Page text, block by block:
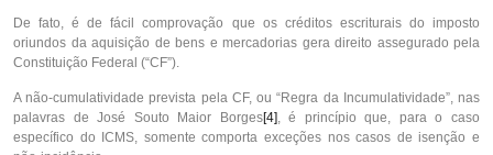
De fato, é de fácil comprovação que os créditos escriturais do imposto
oriundos da aquisição de bens e mercadorias gera direito assegurado pela
Constituição Federal (“CF”).
A não-cumulatividade prevista pela CF, ou “Regra da Incumulatividade”, nas
palavras de José Souto Maior Borges[4], é princípio que, para o caso
específico do ICMS, somente comporta exceções nos casos de isenção e